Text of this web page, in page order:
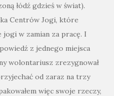
łódź gdzieś w świat).
Centrów Jogi, które
w zamian za pracę. I
z jednego miejsca
wolontariusz zrezygnował
od zaraz na trzy
więc swoje rzeczy,